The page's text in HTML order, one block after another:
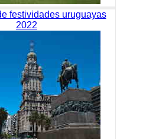
festividades uruguayas
2022